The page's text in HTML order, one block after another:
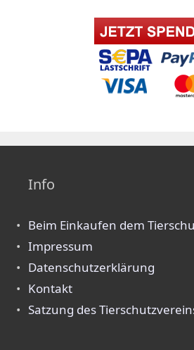
Info
Beim Einkaufen dem
Impressum
Datenschutzerklärung
Kontakt
Satzung des